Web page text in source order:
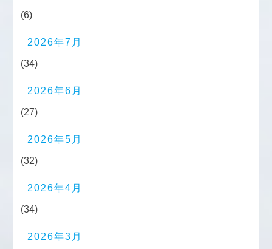
(6)
2026年7月
(34)
2026年6月
(27)
2026年5月
(32)
2026年4月
(34)
2026年3月